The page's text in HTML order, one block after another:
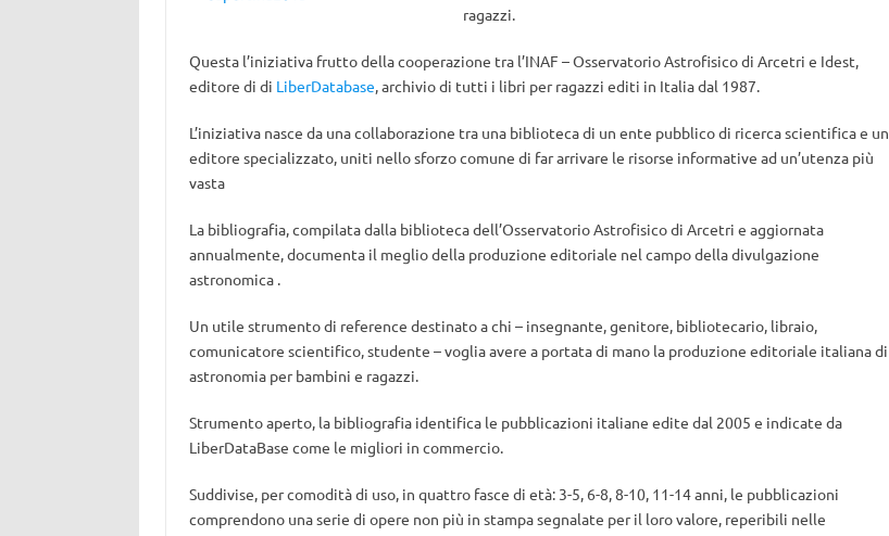
ragazzi.
Questa l’iniziativa frutto della cooperazione tra l’INAF – Osservatorio Astrofisico di Arcetri e Idest,
editore di di LiberDatabase, archivio di tutti i libri per ragazzi editi in Italia dal 1987.
L’iniziativa nasce da una collaborazione tra una biblioteca di un ente pubblico di ricerca scientifica e un
editore specializzato, uniti nello sforzo comune di far arrivare le risorse informative ad un’utenza più
vasta
La bibliografia, compilata dalla biblioteca dell’Osservatorio Astrofisico di Arcetri e aggiornata
annualmente, documenta il meglio della produzione editoriale nel campo della divulgazione
astronomica .
Un utile strumento di reference destinato a chi – insegnante, genitore, bibliotecario, libraio,
comunicatore scientifico, studente – voglia avere a portata di mano la produzione editoriale italiana di
astronomia per bambini e ragazzi.
Strumento aperto, la bibliografia identifica le pubblicazioni italiane edite dal 2005 e indicate da
LiberDataBase come le migliori in commercio.
Suddivise, per comodità di uso, in quattro fasce di età: 3-5, 6-8, 8-10, 11-14 anni, le pubblicazioni
comprendono una serie di opere non più in stampa segnalate per il loro valore, reperibili nelle